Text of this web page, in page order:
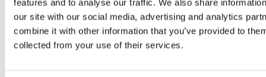
features and to analyse our traffic. We also share
our site with our social media, advertising and analytics
combine it with other information that you’ve provided to
collected from your use of their services.